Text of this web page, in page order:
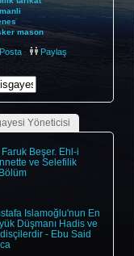
mason
Paylaş
Yöneticisi
Faruk Beşer. Ehl-i
ve Selefilik
İslamoğlu'nun En
Düşmanı Hadis ve
- Ebu Said